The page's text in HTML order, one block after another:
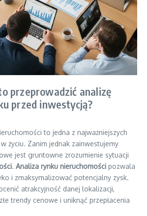
przeprowadzić analizę
przed inwestycją?
to jedna z najważniejszych
życiu. Zanim jednak zainwestujemy
jest gruntowne zrozumienie sytuacji
. Analiza rynku nieruchomości pozwala
i zmaksymalizować potencjalny zysk.
atrakcyjność danej lokalizacji,
trendy cenowe i uniknąć przepłacenia